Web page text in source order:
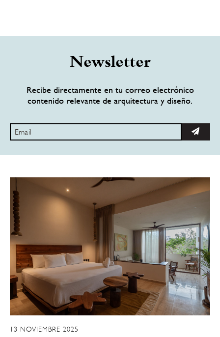
Newsletter
Recibe directamente en tu correo electrónico
contenido relevante de arquitectura y diseño.
13 NOVIEMBRE 2025